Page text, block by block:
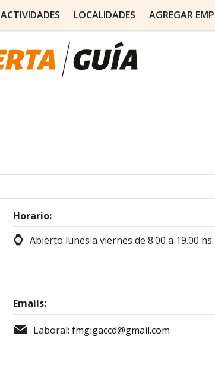
ACTIVIDADES LOCALIDADES AGREGAR
Horario:
Abierto lunes a viernes de 8.00 a 19.00 hs.
Emails:
Laboral: fmgigaccd@gmail.com